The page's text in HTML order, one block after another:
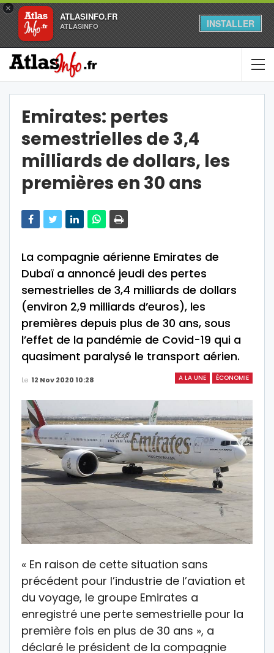
×
ATLASINFO.FR
ATLASINFO INSTALLER
Emirates: pertes
semestrielles de 3,4
milliards de dollars, les
premières en 30 ans
La compagnie aérienne Emirates de
Dubaï a annoncé jeudi des pertes
semestrielles de 3,4 milliards de dollars
(environ 2,9 milliards d’euros), les
premières depuis plus de 30 ans, sous
l’effet de la pandémie de Covid-19 qui a
quasiment paralysé le transport aérien.
A LA UNE ÉCONOMIE
Le 12 Nov 2020 10:28
« En raison de cette situation sans
précédent pour l’industrie de l’aviation et
du voyage, le groupe Emirates a
enregistré une perte semestrielle pour la
première fois en plus de 30 ans », a
déclaré le président de la compagnie